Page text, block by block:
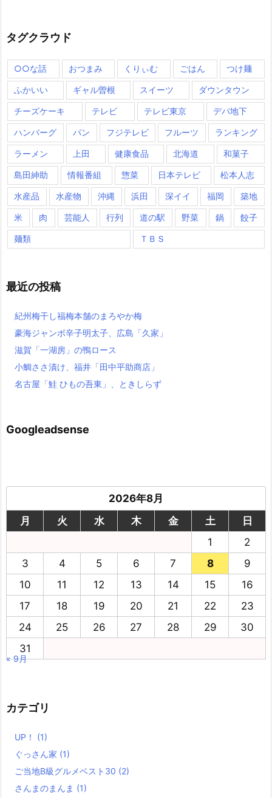
タグクラウド
○○な話 おつまみ くりぃむ ごはん つけ麺
ふかいい ギャル曽根 スイーツ ダウンタウン
チーズケーキ テレビ テレビ東京 デパ地下
ハンバーグ パン フジテレビ フルーツ ランキング
ラーメン 上田 健康食品 北海道 和菓子
島田紳助 情報番組 惣菜 日本テレビ 松本人志
水産品 水産物 沖縄 浜田 深イイ 福岡 築地
米 肉 芸能人 行列 道の駅 野菜 鍋 餃子
麺類 ＴＢＳ
最近の投稿
紀州梅干し福梅本舗のまろやか梅
豪海ジャンボ辛子明太子、広島「久家」
滋賀「一湖房」の鴨ロース
小鯛ささ漬け、福井「田中平助商店」
名古屋「鮭 ひもの吾東」、ときしらず
Googleadsense
2026年8月
月
火 水 木 金 土
日
1
2
3
4 5 6 7 8
9
10
11 12 13 14 15
16
17
18 19 20 21 22
23
24
25 26 27 28 29
30
31
« 9月
カテゴリ
UP！ (1)
ぐっさん家 (1)
ご当地B級グルメベスト30 (2)
さんまのまんま (1)